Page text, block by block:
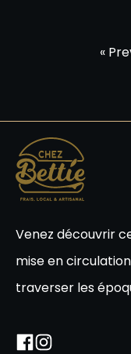
«
Venez découvrir
mise en circulation
traverser les